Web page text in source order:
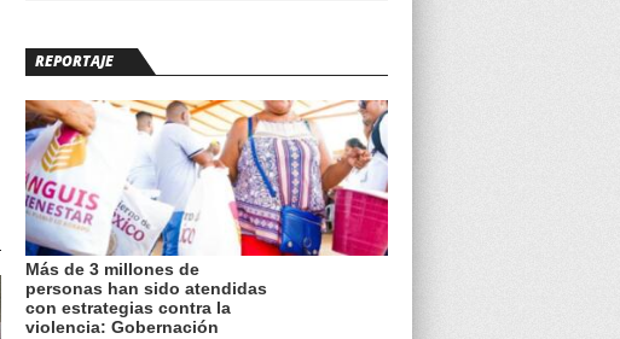
REPORTAJE
Más de 3 millones de
personas han sido atendidas
con estrategias contra la
violencia: Gobernación